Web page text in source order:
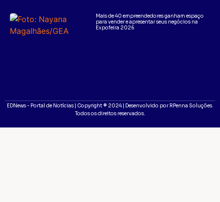
Mais de 40 empreendedores ganham espaço
para vender e apresentar seus negócios na
Expofeira 2026
EDNews - Portal de Notícias | Copyright ® 2024 | Desenvolvido por RPenna Soluções.
Todos os direitos reservados.